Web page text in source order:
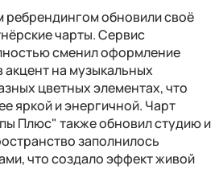
ребрендингом обновили своё
чарты. Сервис
сменил оформление
акцент на музыкальных
цветных элементах, что
яркой и энергичной. Чарт
Плюс" также обновил студию и
заполнилось
что создало эффект живой